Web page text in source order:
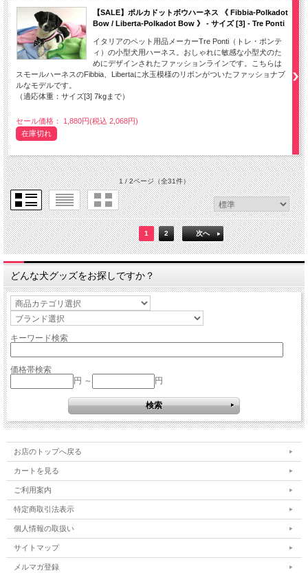
【SALE】ポルカドットボウハーネス 《 Fibbia-Polkadot
Bow / Liberta-Polkadot Bow 》 - サイズ [3] - Tre Ponti
イタリアのペット用品メーカーTre Ponti（トレ・ポンテ
ィ）の小型犬用ハーネス。おしゃれに敏感な小型犬のた
めにデザインされたファッションラインです。こちらは
スモールハーネスのFibbia、Libertaに水玉模様のリボンがついたファッショナブ
ルなモデルです。
（適応体重：サイズ[3] 7kgまで）
セール価格： 1,880円(税込 2,068円)
在庫切れ
1 / 2ページ（全31件）
1 2 次へ
どんな犬グッズをお探しですか？
キーワード検索
価格帯検索
円 ～
円
お店のトップへ戻る
カートを見る
ご利用案内
特定商取引法表示
個人情報の取扱い
サイトマップ
メルマガ登録